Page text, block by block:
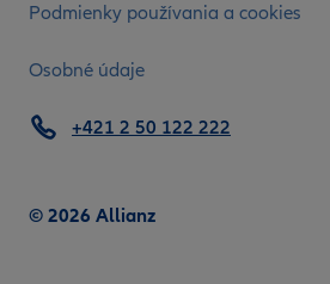
Podmienky používania a cookies
Osobné údaje
© 2026 Allianz
+421 2 50 122 222